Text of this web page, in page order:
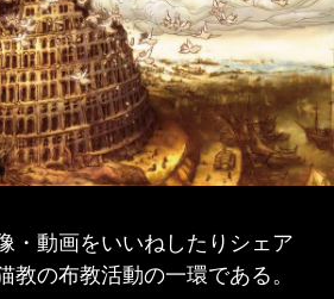
・動画をいいねしたりシェア
教の布教活動の一環である。